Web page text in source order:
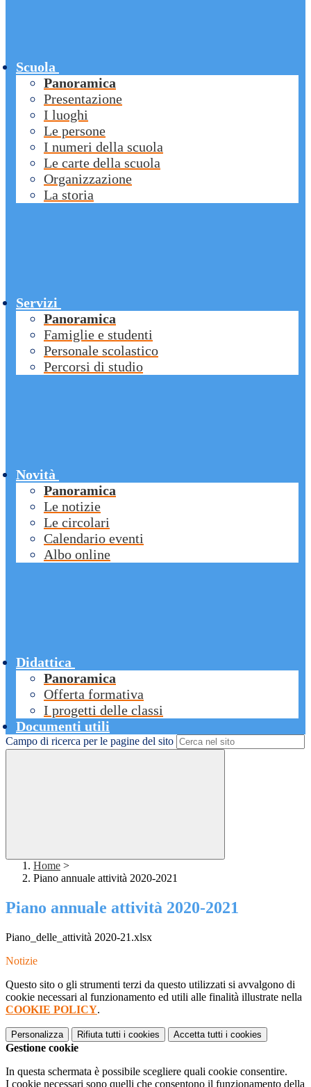
Scuola
Panoramica
Presentazione
I luoghi
Le persone
I numeri della scuola
Le carte della scuola
Organizzazione
La storia
Servizi
Panoramica
Famiglie e studenti
Personale scolastico
Percorsi di studio
Novità
Panoramica
Le notizie
Le circolari
Calendario eventi
Albo online
Didattica
Panoramica
Offerta formativa
I progetti delle classi
Documenti utili
Campo di ricerca per le pagine del sito
Home >
Piano annuale attività 2020-2021
Piano annuale attività 2020-2021
Piano_delle_attività 2020-21.xlsx
Notizie
Questo sito o gli strumenti terzi da questo utilizzati si avvalgono di
cookie necessari al funzionamento ed utili alle finalità illustrate nella
COOKIE POLICY.
Personalizza Rifiuta tutti i cookies Accetta tutti i cookies
Gestione cookie
In questa schermata è possibile scegliere quali cookie consentire.
I cookie necessari sono quelli che consentono il funzionamento della